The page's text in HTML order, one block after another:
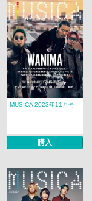
MUSICA 2023年11月号
購入